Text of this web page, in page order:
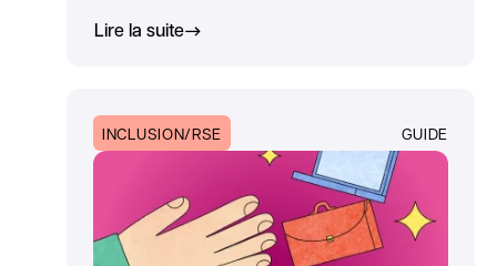
Lire la suite
INCLUSION/RSE GUIDE